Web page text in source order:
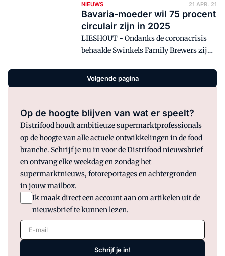
het bedrijfsresultaat daalde behoorlijk.
NIEUWS 21 APR. 21
Bavaria-moeder wil 75 procent
circulair zijn in 2025
LIESHOUT - Ondanks de coronacrisis
behaalde Swinkels Family Brewers zijn
circulair te ondernemen. Over vijf jaar
moet dat percentage stijgen naar 75
Volgende pagina
Op de hoogte blijven van wat er speelt?
Distrifood houdt ambitieuze supermarktprofessionals
op de hoogte van alle actuele ontwikkelingen in de food
branche. Schrijf je nu in voor de Distrifood nieuwsbrief
en ontvang elke weekdag en zondag het
supermarktnieuws, fotoreportages en achtergronden
in jouw mailbox.
Ik maak direct een account aan om artikelen uit de
nieuwsbrief te kunnen lezen.
E-mail
Schrijf je in!